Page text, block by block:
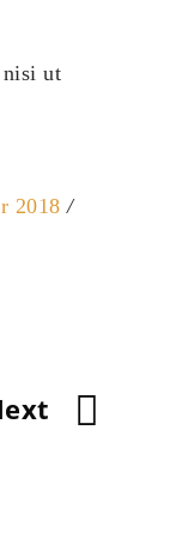
nisi ut
2018